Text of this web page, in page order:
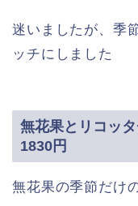
迷いましたが、季
ッチにしました
無花果とリコッ
1830円
無花果の季節だけ